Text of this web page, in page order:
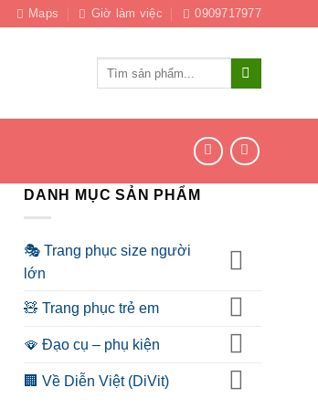
Maps Giờ làm việc 0909717977
DANH MỤC SẢN PHẨM
🎭 Trang phục size người
lớn
🧸 Trang phục trẻ em
🪭 Đạo cụ – phụ kiện
🏢 Về Diễn Việt (DiVit)